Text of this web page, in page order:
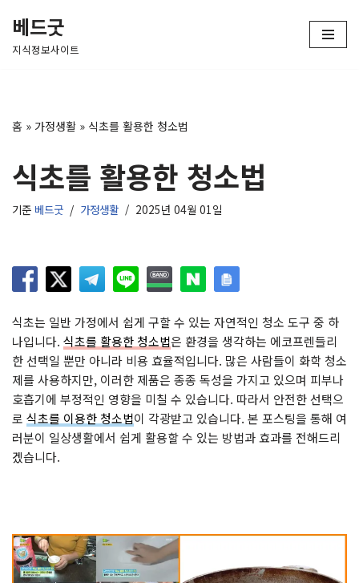
콘
건
기
베드굿
지식정보사이트
홈 » 가정생활 » 식초를 활용한 청소법
식초를 활용한 청소법
기준 베드굿 가정생활 2025년 04월 01일
식초는 일반 가정에서 쉽게 구할 수 있는 자연적인 청소 도구 중 하
나입니다. 식초를 활용한 청소법은 환경을 생각하는 에코프렌들리
한 선택일 뿐만 아니라 비용 효율적입니다. 많은 사람들이 화학 청소
제를 사용하지만, 이러한 제품은 종종 독성을 가지고 있으며 피부나
호흡기에 부정적인 영향을 미칠 수 있습니다. 따라서 안전한 선택으
로 식초를 이용한 청소법이 각광받고 있습니다. 본 포스팅을 통해 여
러분이 일상생활에서 쉽게 활용할 수 있는 방법과 효과를 전해드리
겠습니다.